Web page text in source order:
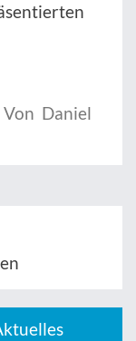
Von Daniel